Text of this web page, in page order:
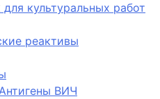
культуральных работ
реактивы
Антигены ВИЧ